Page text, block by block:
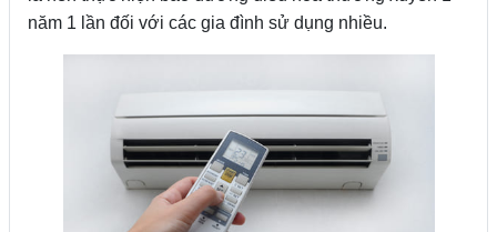
năm 1 lần đối với các gia đình sử dụng nhiều.